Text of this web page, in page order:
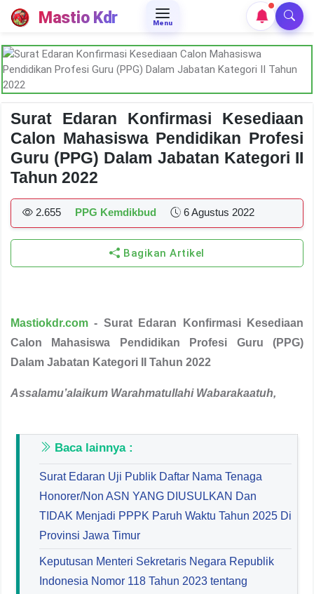
Mastio Kdr Menu
Surat Edaran Konfirmasi Kesediaan
Calon Mahasiswa Pendidikan Profesi
Guru (PPG) Dalam Jabatan Kategori II
Tahun 2022
2.655 PPG Kemdikbud 6 Agustus 2022
Bagikan Artikel
Mastiokdr.com - Surat Edaran Konfirmasi Kesediaan
Calon Mahasiswa Pendidikan Profesi Guru (PPG)
Dalam Jabatan Kategori II Tahun 2022
Assalamu’alaikum Warahmatullahi Wabarakaatuh,
Baca lainnya :
Surat Edaran Uji Publik Daftar Nama Tenaga
Honorer/Non ASN YANG DIUSULKAN Dan
TIDAK Menjadi PPPK Paruh Waktu Tahun 2025 Di
Provinsi Jawa Timur
Keputusan Menteri Sekretaris Negara Republik
Indonesia Nomor 118 Tahun 2023 tentang